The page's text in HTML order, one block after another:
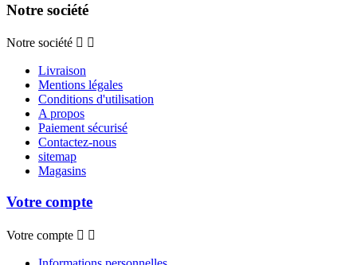
Notre société
Notre société  
Livraison
Mentions légales
Conditions d'utilisation
A propos
Paiement sécurisé
Contactez-nous
sitemap
Magasins
Votre compte
Votre compte  